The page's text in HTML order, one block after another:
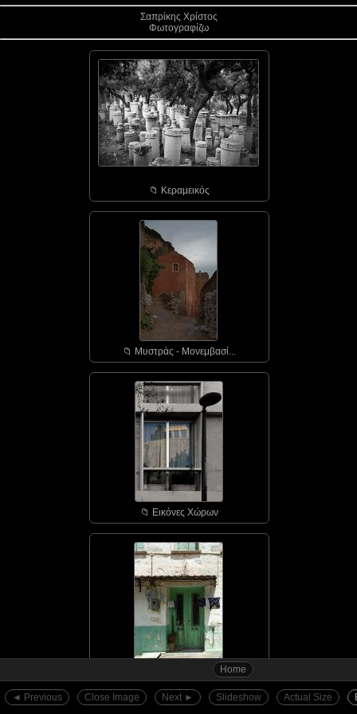
Home
◄︎ Previous Close Image Next ►︎ Slideshow Actual Size
Σαπρίκης Χρίστος
Φωτογραφίζω
📁︎ Κεραμεικός
📁︎ Μυστράς - Μονεμβασί...
📁︎ Εικόνες Χώρων
📁︎ Αγιάσος - οι πόρτε...